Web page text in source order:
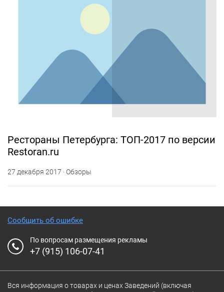
Рестораны Петербурга: ТОП-2017 по версии
Restoran.ru
27 декабря 2017 · Обзоры
Сообщить об ошибке
По вопросам размещения рекламы
+7 (915) 106-07-41
Вся информация о товарах и ценах Заведений (включая